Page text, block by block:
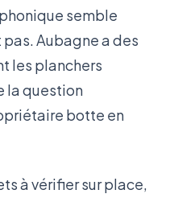
semble
Aubagne a des
les planchers
la question
botte en
à vérifier sur place,